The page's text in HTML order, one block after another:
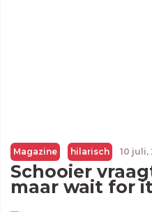
Magazine hilarisch 10 juli,
Schooier
maar wait for